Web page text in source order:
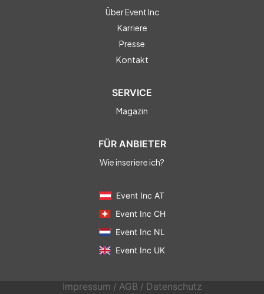
Über Event Inc
Karriere
Presse
Kontakt
SERVICE
Magazin
FÜR ANBIETER
Wie inseriere ich?
Event Inc AT
Event Inc CH
Event Inc NL
Event Inc UK
Impressum / AGB / Datenschutz